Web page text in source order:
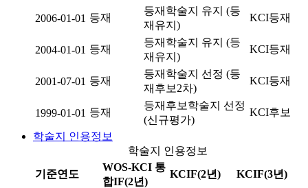
2006-01-01 등재
등재학술지 유지 (등
재유지)
KCI등재
2004-01-01 등재
등재학술지 유지 (등
재유지)
KCI등재
2001-07-01 등재
등재학술지 선정 (등
재후보2차)
KCI등재
1999-01-01 등재
등재후보학술지 선정
(신규평가)
KCI후보
학술지 인용정보
학술지 인용정보
기준연도
WOS-KCI 통
합IF(2년)
KCIF(2년) KCIF(3년)